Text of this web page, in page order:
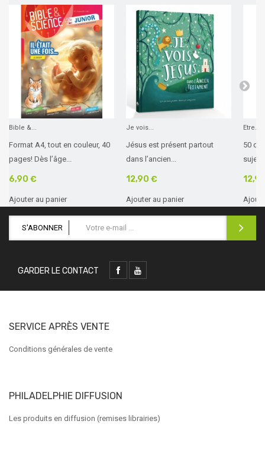
Bible &...
Format A4, tout en couleur, 40
pages! Dès l’âge...
6,90 €
Ajouter au panier
Je vois...
Jésus est présent partout
dans l’ancien...
12,90 €
Ajouter au panier
Etre...
50
S'ABONNER
GARDER LE CONTACT
SERVICE APRÈS VENTE
Conditions générales de vente
PHILADELPHIE DIFFUSION
Les produits en diffusion (remises librairies)